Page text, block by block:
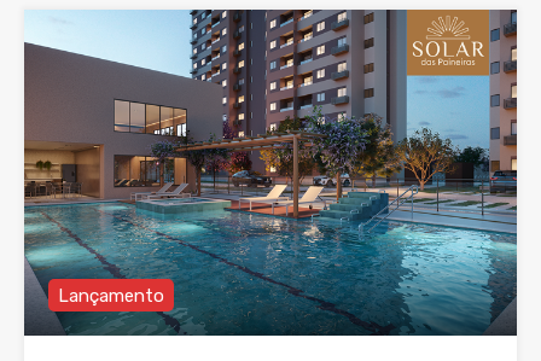
Lançamento